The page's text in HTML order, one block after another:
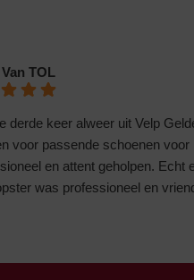
TOL
derde keer alweer uit Velp
voor passende schoenen voor
en attent geholpen. Echt
was professioneel en